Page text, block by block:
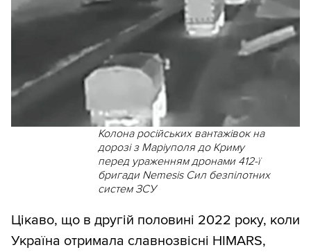
Колона російських вантажівок на
дорозі з Маріуполя до Криму
перед ураженням дронами 412-ї
бригади Nemesis Сил безпілотних
систем ЗСУ
Цікаво, що в другій половині 2022 року, коли
Україна отримала славнозвісні HIMARS,